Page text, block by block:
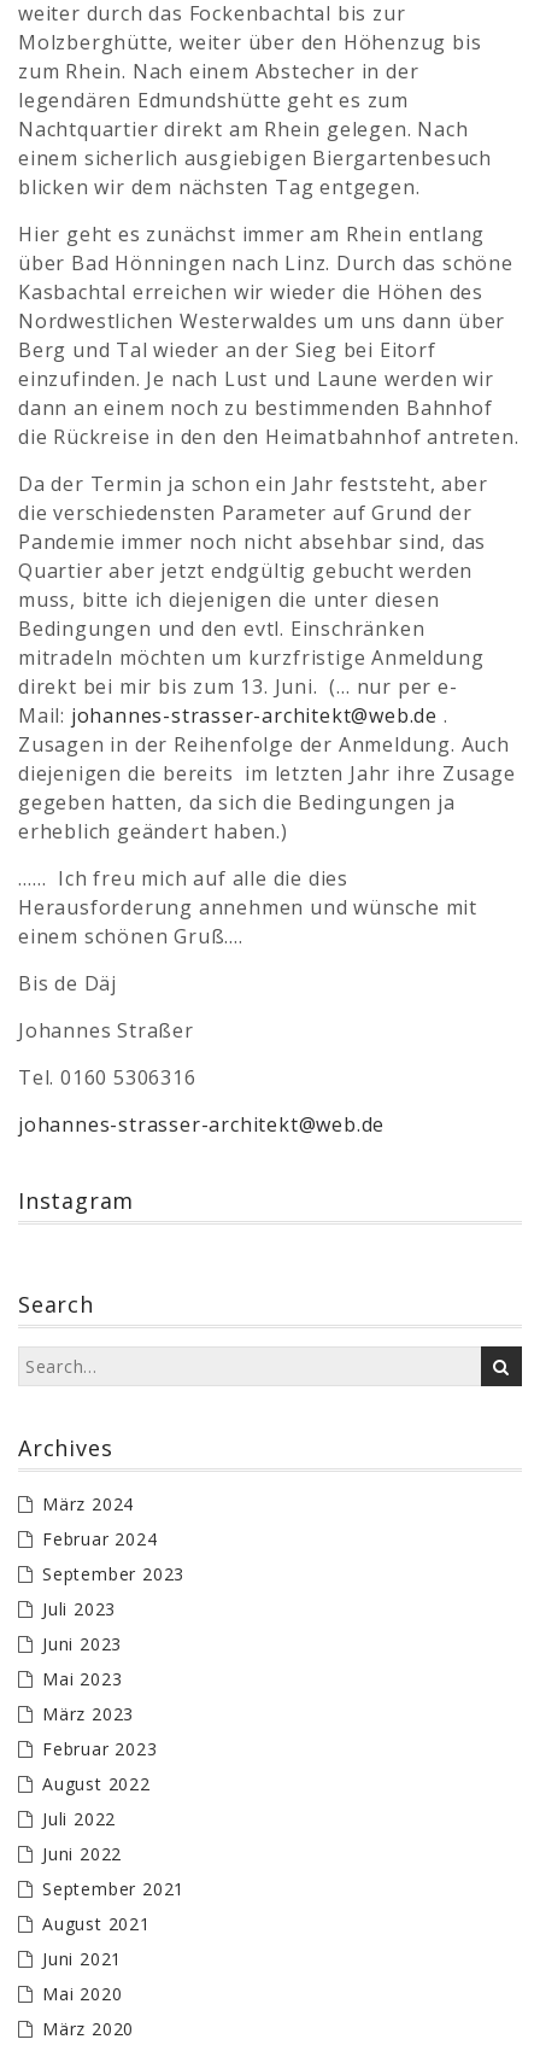
weiter durch das Fockenbachtal bis zur
Molzberghütte, weiter über den Höhenzug bis
zum Rhein. Nach einem Abstecher in der
legendären Edmundshütte geht es zum
Nachtquartier direkt am Rhein gelegen. Nach
einem sicherlich ausgiebigen Biergartenbesuch
blicken wir dem nächsten Tag entgegen.
Hier geht es zunächst immer am Rhein entlang
über Bad Hönningen nach Linz. Durch das schöne
Kasbachtal erreichen wir wieder die Höhen des
Nordwestlichen Westerwaldes um uns dann über
Berg und Tal wieder an der Sieg bei Eitorf
einzufinden. Je nach Lust und Laune werden wir
dann an einem noch zu bestimmenden Bahnhof
die Rückreise in den den Heimatbahnhof antreten.
Da der Termin ja schon ein Jahr feststeht, aber
die verschiedensten Parameter auf Grund der
Pandemie immer noch nicht absehbar sind, das
Quartier aber jetzt endgültig gebucht werden
muss, bitte ich diejenigen die unter diesen
Bedingungen und den evtl. Einschränken
mitradeln möchten um kurzfristige Anmeldung
direkt bei mir bis zum 13. Juni. (… nur per e-
Mail: johannes-strasser-architekt@web.de .
Zusagen in der Reihenfolge der Anmeldung. Auch
diejenigen die bereits im letzten Jahr ihre Zusage
gegeben hatten, da sich die Bedingungen ja
erheblich geändert haben.)
…… Ich freu mich auf alle die dies
Herausforderung annehmen und wünsche mit
einem schönen Gruß….
Bis de Däj
Johannes Straßer
Tel. 0160 5306316
johannes-strasser-architekt@web.de
Instagram
Search
Archives
März 2024
Februar 2024
September 2023
Juli 2023
Juni 2023
Mai 2023
März 2023
Februar 2023
August 2022
Juli 2022
Juni 2022
September 2021
August 2021
Juni 2021
Mai 2020
März 2020